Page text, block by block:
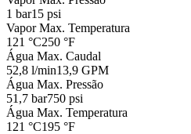
1 bar15 psi
Vapor Max. Temperatura
121 °C250 °F
Água Max. Caudal
52,8 l/min13,9 GPM
Água Max. Pressão
51,7 bar750 psi
Água Max. Temperatura
121 °C195 °F